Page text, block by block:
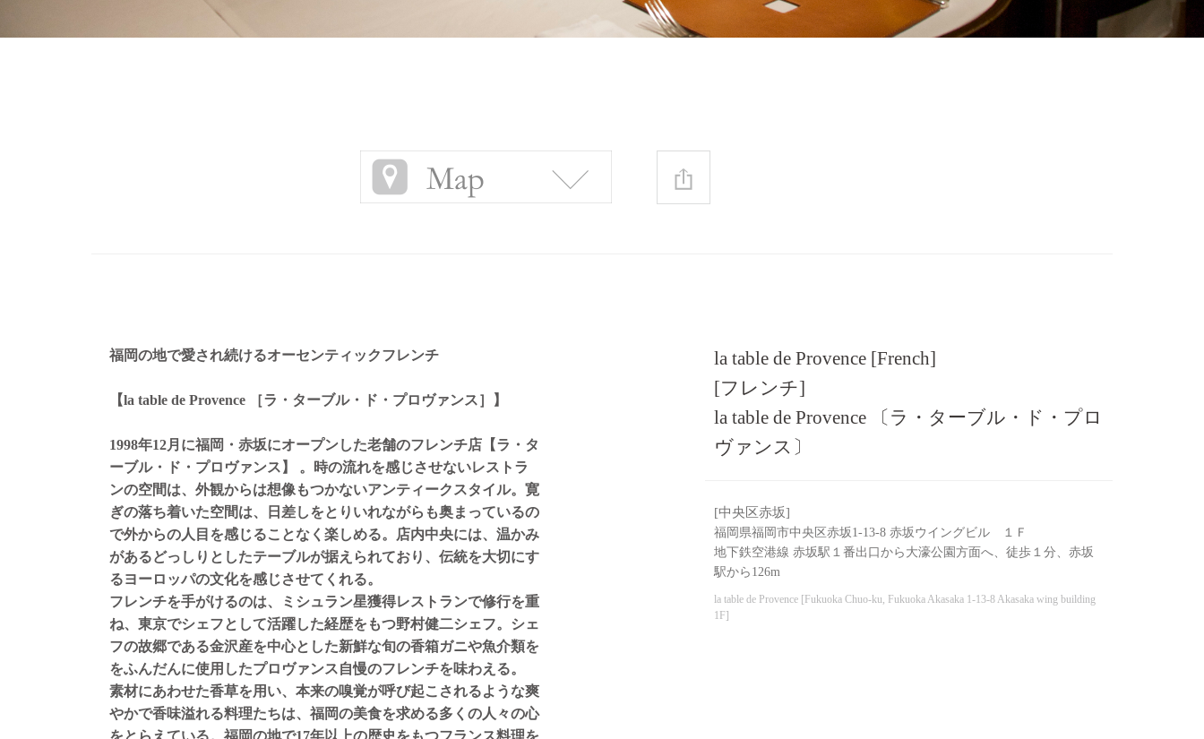
la table de Provence [French]
[フレンチ]
la table de Provence 〔ラ・ターブル・ド・プロ
ヴァンス〕
[中央区赤坂]
福岡県福岡市中央区赤坂1-13-8 赤坂ウイングビル １Ｆ
地下鉄空港線 赤坂駅１番出口から大濠公園方面へ、徒歩１分、赤坂
駅から126m
la table de Provence [Fukuoka Chuo-ku, Fukuoka Akasaka 1-13-8 Akasaka wing building
1F]
福岡の地で愛され続けるオーセンティックフレンチ
【la table de Provence ［ラ・ターブル・ド・プロヴァンス］】
1998年12月に福岡・赤坂にオープンした老舗のフレンチ店【ラ・タ
ーブル・ド・プロヴァンス】 。時の流れを感じさせないレストラ
ンの空間は、外観からは想像もつかないアンティークスタイル。寛
ぎの落ち着いた空間は、日差しをとりいれながらも奥まっているの
で外からの人目を感じることなく楽しめる。店内中央には、温かみ
があるどっしりとしたテーブルが据えられており、伝統を大切にす
るヨーロッパの文化を感じさせてくれる。
フレンチを手がけるのは、ミシュラン星獲得レストランで修行を重
ね、東京でシェフとして活躍した経歴をもつ野村健二シェフ。シェ
フの故郷である金沢産を中心とした新鮮な旬の香箱ガニや魚介類を
をふんだんに使用したプロヴァンス自慢のフレンチを味わえる。
素材にあわせた香草を用い、本来の嗅覚が呼び起こされるような爽
やかで香味溢れる料理たちは、福岡の美食を求める多くの人々の心
をとらえている。福岡の地で17年以上の歴史をもつフランス料理を